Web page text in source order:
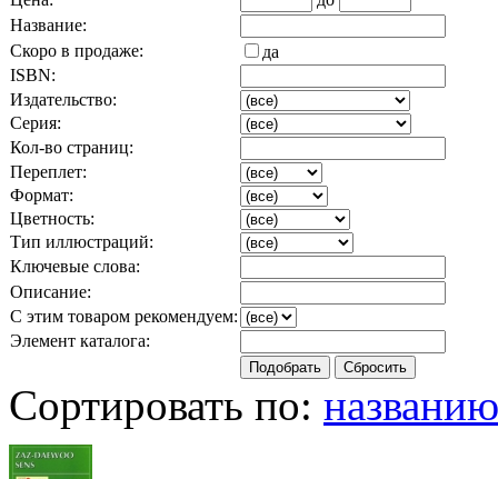
Название:
Скоро в продаже:
да
ISBN:
Издательство:
Серия:
Кол-во страниц:
Переплет:
Формат:
Цветность:
Тип иллюстраций:
Ключевые слова:
Описание:
С этим товаром рекомендуем:
Элемент каталога:
Сортировать по: названию